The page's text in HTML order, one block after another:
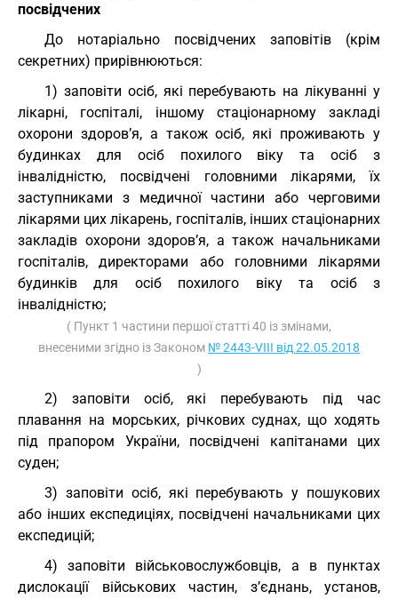
посвідчених
До нотаріально посвідчених заповітів (крім
секретних) прирівнюються:
1) заповіти осіб, які перебувають на лікуванні у
лікарні, госпіталі, іншому стаціонарному закладі
охорони здоров’я, а також осіб, які проживають у
будинках для осіб похилого віку та осіб з
інвалідністю, посвідчені головними лікарями, їх
заступниками з медичної частини або черговими
лікарями цих лікарень, госпіталів, інших стаціонарних
закладів охорони здоров’я, а також начальниками
госпіталів, директорами або головними лікарями
будинків для осіб похилого віку та осіб з
інвалідністю;
( Пункт 1 частини першої статті 40 із змінами,
внесеними згідно із Законом № 2443-VIII від 22.05.2018
)
2) заповіти осіб, які перебувають під час
плавання на морських, річкових суднах, що ходять
під прапором України, посвідчені капітанами цих
суден;
3) заповіти осіб, які перебувають у пошукових
або інших експедиціях, посвідчені начальниками цих
експедицій;
4) заповіти військовослужбовців, а в пунктах
дислокації військових частин, з’єднань, установ,